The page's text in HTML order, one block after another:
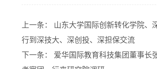
上一条： 山东大学国际创新转化学院、
行到深技大、深创投、深担保交流
下一条： 爱华国际教育科技集团董事长